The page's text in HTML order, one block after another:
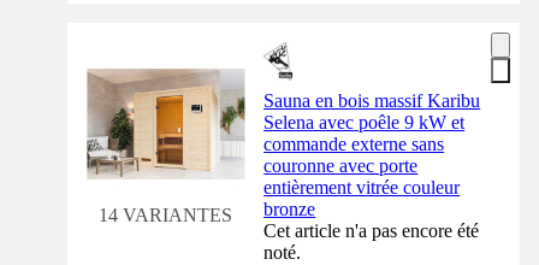
14 VARIANTES
Sauna en bois massif Karibu
Selena avec poêle 9 kW et
commande externe sans
couronne avec porte
entièrement vitrée couleur
bronze
Cet article n'a pas encore été
noté.